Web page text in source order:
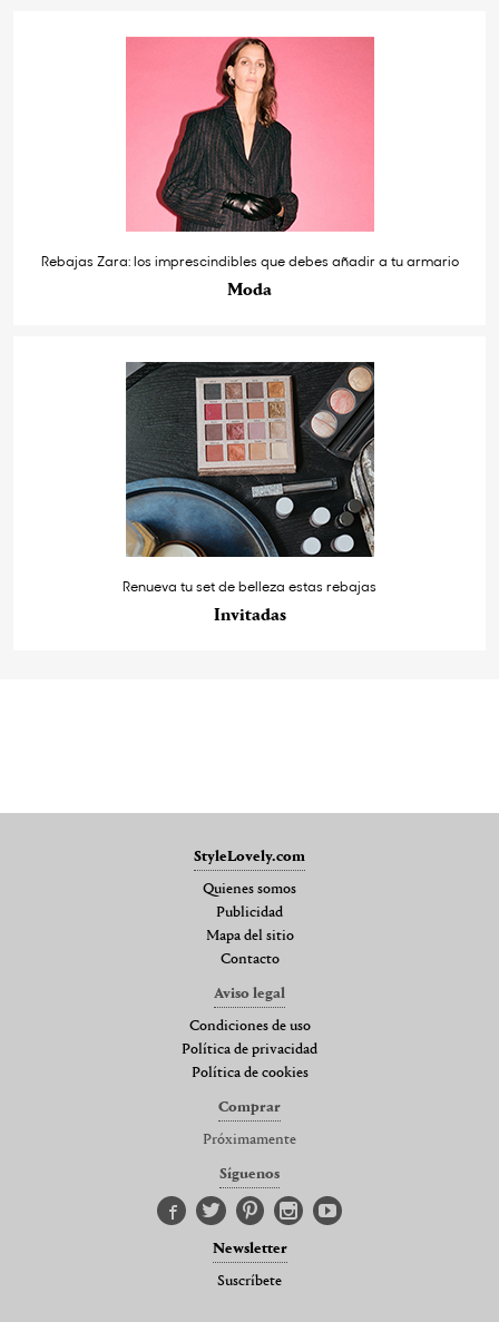
Rebajas Zara: los imprescindibles que debes añadir a tu armario
Moda
Renueva tu set de belleza estas rebajas
Invitadas
StyleLovely.com
Quienes somos
Publicidad
Mapa del sitio
Contacto
Aviso legal
Condiciones de uso
Política de privacidad
Política de cookies
Comprar
Próximamente
Síguenos
Newsletter
Suscríbete